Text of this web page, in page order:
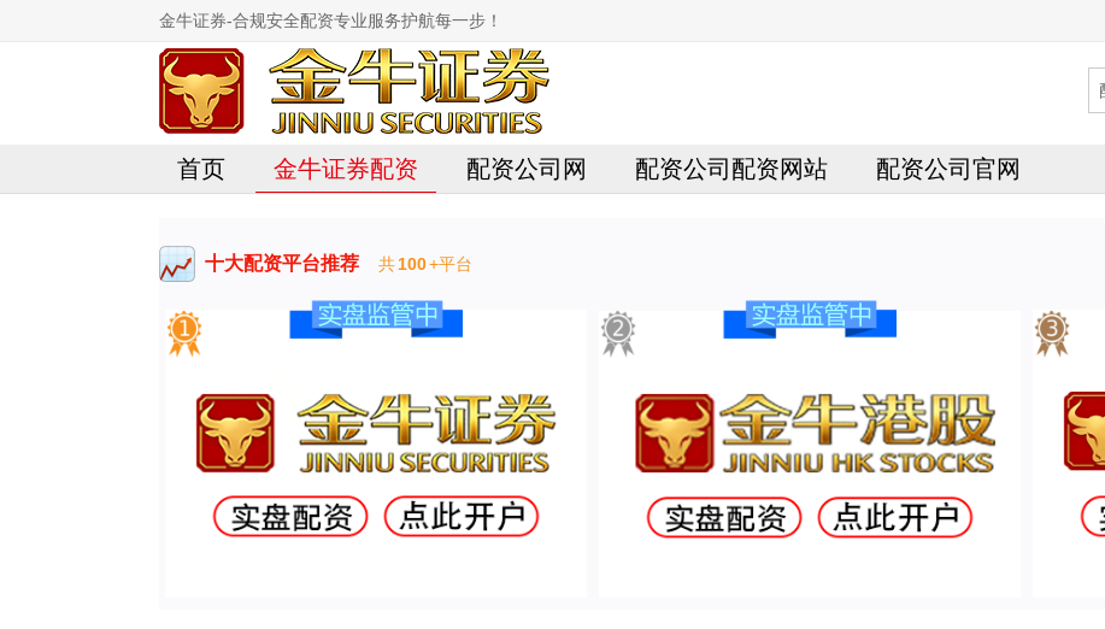
金牛证券-合规安全配资专业服务护航每一步！
首页 金牛证券配资 配资公司网 配资公司配资网站 配资公司官网
十大配资平台推荐 共100+平台